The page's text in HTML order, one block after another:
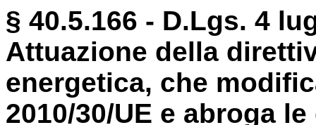
§ 40.5.166 - D.Lgs. 4
Attuazione della
energetica, che
2010/30/UE e abroga